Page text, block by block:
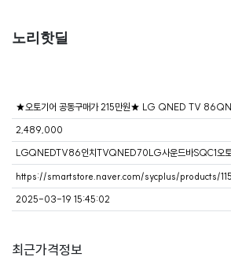
노리핫딜
2,489,000
https://smartstore.naver.com/sycplus/products/
2025-03-19 15:45:02
최근가격정보